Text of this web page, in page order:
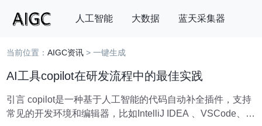
人工智能 大数据 蓝天采集器
搜索
当前位置：AIGC资讯 > 一键生成
AI工具copilot在研发流程中的最佳实践
引言 copilot是⼀种基于⼈⼯智能的代码⾃动补全插件，支持
常见的开发环境和编辑器，比如IntelliJ IDEA 、VSCode、